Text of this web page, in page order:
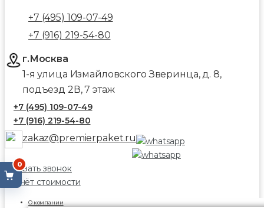
+7 (495) 109-07-49
+7 (916) 219-54-80
г.Москва
1-я улица Измайловского Зверинца, д. 8,
подъезд 2В, 7 этаж
+7 (495) 109-07-49
+7 (916) 219-54-80
zakaz@premierpaket.ru
Заказать звонок
Расчёт стоимости
0
О компании